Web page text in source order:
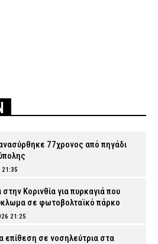
77χρονος από πηγάδι
21:35
Κορινθία για πυρκαγιά που
σε φωτοβολταϊκό πάρκο
21:25
επίθεση σε νοσηλεύτρια στα